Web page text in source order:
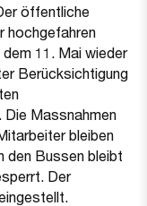
öffentliche
hochgefahren
11. Mai wieder
Berücksichtigung
Massnahmen
bleiben
den Bussen bleibt
Der